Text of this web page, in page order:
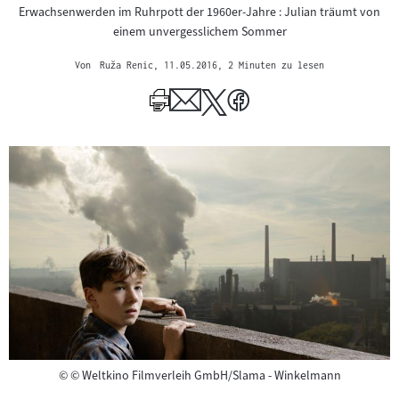
Erwachsenwerden im Ruhrpott der 1960er-Jahre : Julian träumt von
einem unvergesslichem Sommer
Von Ruža Renic , 11.05.2016 , 2 Minuten zu lesen
©Copyright
© Weltkino Filmverleih GmbH/Slama - Winkelmann